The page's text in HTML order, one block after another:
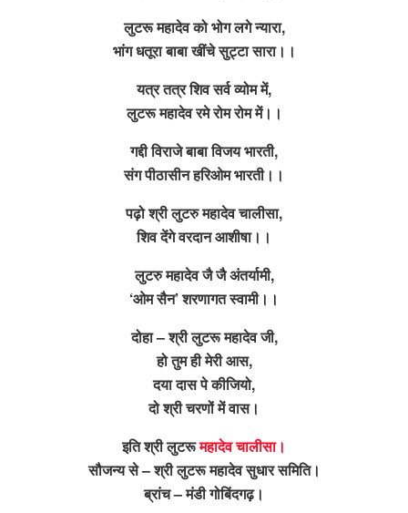
लुटरू महादेव को भोग लगे न्यारा,
भांग धतूरा बाबा खींचे सुट्टा सारा।।
यत्र तत्र शिव सर्व व्योम में,
लुटरू महादेव रमे रोम रोम में।।
गद्दी विराजे बाबा विजय भारती,
संग पीठासीन हरिओम भारती।।
पढ़ो श्री लुटरु महादेव चालीसा,
शिव देंगे वरदान आशीषा।।
लुटरु महादेव जै जै अंतर्यामी,
‘ओम सैन’ शरणागत स्वामी।।
दोहा – श्री लुटरू महादेव जी,
हो तुम ही मेरी आस,
दया दास पे कीजियो,
दो श्री चरणों में वास।
इति श्री लुटरूमहादेव चालीसा।
सौजन्य से – श्री लुटरू महादेव सुधार समिति।
ब्रांच – मंडी गोबिंदगढ़।